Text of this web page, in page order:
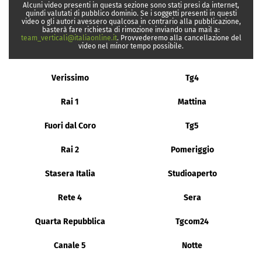
Alcuni video presenti in questa sezione sono stati presi da internet,
quindi valutati di pubblico dominio. Se i soggetti presenti in questi
video o gli autori avessero qualcosa in contrario alla pubblicazione,
basterà fare richiesta di rimozione inviando una mail a:
team_verticali@italiaonline.it. Provvederemo alla cancellazione del
video nel minor tempo possibile.
Verissimo Tg4
Rai 1 Mattina
Fuori dal Coro Tg5
Rai 2 Pomeriggio
Stasera Italia Studioaperto
Rete 4 Sera
Quarta Repubblica Tgcom24
Canale 5 Notte